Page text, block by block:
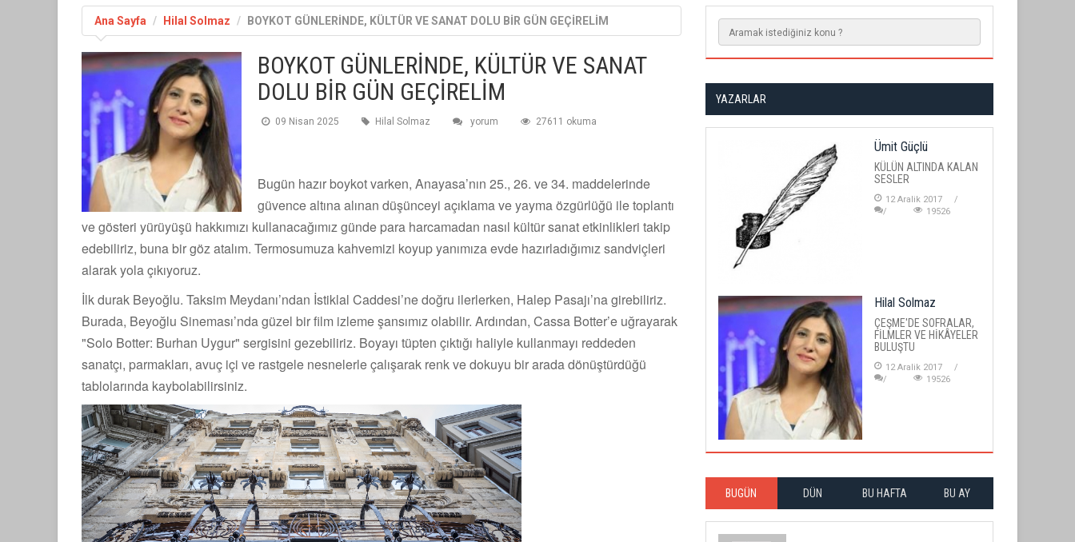
Ana Sayfa Hilal Solmaz BOYKOT GÜNLERİNDE, KÜLTÜR VE SANAT DOLU BİR GÜN GEÇİRELİM
BOYKOT GÜNLERİNDE, KÜLTÜR VE SANAT
DOLU BİR GÜN GEÇİRELİM
09 Nisan 2025 Hilal Solmaz yorum 27611 okuma
Bugün hazır boykot varken, Anayasa’nın 25., 26. ve 34. maddelerinde
güvence altına alınan düşünceyi açıklama ve yayma özgürlüğü ile toplantı
ve gösteri yürüyüşü hakkımızı kullanacağımız günde para harcamadan nasıl kültür sanat etkinlikleri takip
edebiliriz, buna bir göz atalım. Termosumuza kahvemizi koyup yanımıza evde hazırladığımız sandviçleri
alarak yola çıkıyoruz.
İlk durak Beyoğlu. Taksim Meydanı’ndan İstiklal Caddesi’ne doğru ilerlerken, Halep Pasajı’na girebiliriz.
Burada, Beyoğlu Sineması’nda güzel bir film izleme şansımız olabilir. Ardından, Cassa Botter’e uğrayarak
"Solo Botter: Burhan Uygur" sergisini gezebiliriz. Boyayı tüpten çıktığı haliyle kullanmayı reddeden
sanatçı, parmakları, avuç içi ve rastgele nesnelerle çalışarak renk ve dokuyu bir arada dönüştürdüğü
tablolarında kaybolabilirsiniz.
YAZARLAR
Ümit Güçlü
KÜLÜN ALTINDA KALAN
SESLER
12 Aralik 2017
19526
Hilal Solmaz
ÇEŞME'DE SOFRALAR,
FİLMLER VE HİKÂYELER
BULUŞTU
12 Aralik 2017
19526
BUGÜN DÜN BU HAFTA BU AY